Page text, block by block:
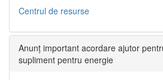
Centrul de resurse
Anunț important acordare ajutor
supliment pentru energie